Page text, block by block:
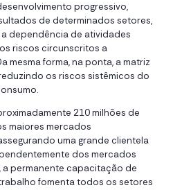
progressivo,
de determinados setores,
dependência de atividades
riscos circunscritos a
mesma forma, na ponta, a matriz
os riscos sistêmicos do
210 milhões de
maiores mercados
uma grande clientela
dos mercados
a permanente capacitação de
fomenta todos os setores